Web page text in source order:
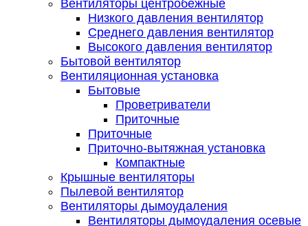
Вентиляторы центробежные
Низкого давления вентилятор
Среднего давления вентилятор
Высокого давления вентилятор
Бытовой вентилятор
Вентиляционная установка
Бытовые
Проветриватели
Приточные
Приточные
Приточно-вытяжная установка
Компактные
Крышные вентиляторы
Пылевой вентилятор
Вентиляторы дымоудаления
Вентиляторы дымоудаления осевые